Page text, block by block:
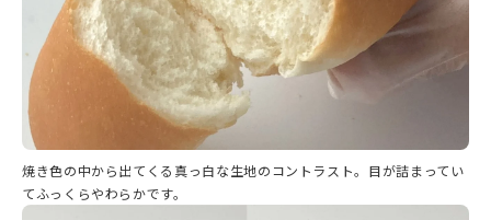
焼き色の中から出てくる真っ白な生地のコントラスト。目が詰まってい
てふっくらやわらかです。